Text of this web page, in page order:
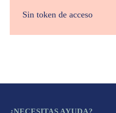
Sin token de acceso
¿NECESITAS AYUDA?